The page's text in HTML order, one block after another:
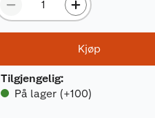
Kjøp
Tilgjengelig:
På lager (+100)